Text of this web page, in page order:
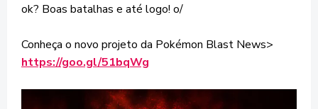
ok? Boas batalhas e até logo! o/
Conheça o novo projeto da Pokémon Blast News>
https://goo.gl/51bqWg